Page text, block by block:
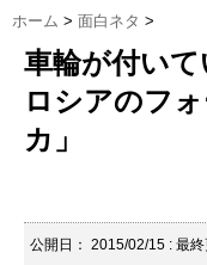
ホーム > 面白ネタ >
車輪が付い
ロシアのフ
カ」
公開日： 2015/02/15 : 最